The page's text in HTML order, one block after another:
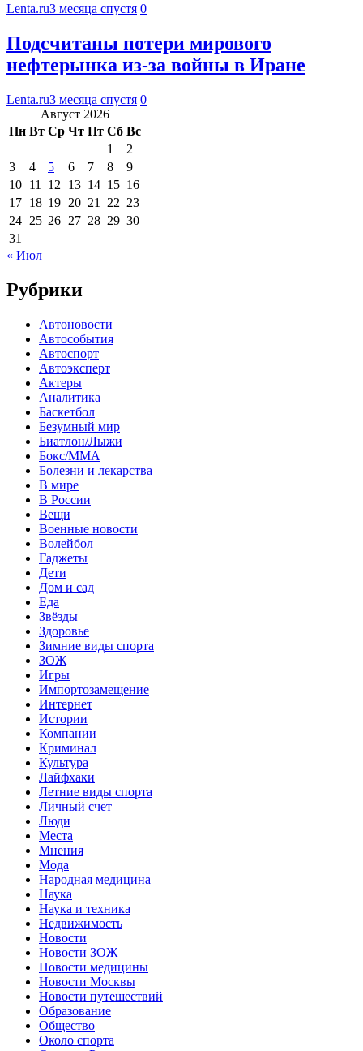
Lenta.ru3 месяца спустя 0
Подсчитаны потери мирового
нефтерынка из-за войны в Иране
Lenta.ru3 месяца спустя 0
Август 2026
Пн Вт Ср Чт Пт Сб Вс
1
2
3
4 5 6 7 8
9
10 11 12 13 14 15 16
17 18 19 20 21 22 23
24 25 26 27 28 29 30
31
« Июл
Рубрики
Автоновости
Автособытия
Автоспорт
Автоэксперт
Актеры
Аналитика
Баскетбол
Безумный мир
Биатлон/Лыжи
Бокс/MMA
Болезни и лекарства
В мире
В России
Вещи
Военные новости
Волейбол
Гаджеты
Дети
Дом и сад
Еда
Звёзды
Здоровье
Зимние виды спорта
ЗОЖ
Игры
Импортозамещение
Интернет
Истории
Компании
Криминал
Культура
Лайфхаки
Летние виды спорта
Личный счет
Люди
Места
Мнения
Мода
Народная медицина
Наука
Наука и техника
Недвижимость
Новости
Новости ЗОЖ
Новости медицины
Новости Москвы
Новости путешествий
Образование
Общество
Около спорта